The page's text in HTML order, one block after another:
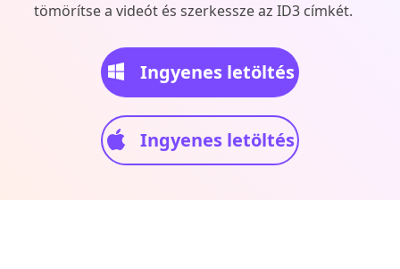
tömörítse a videót és szerkessze az ID3 címkét.
Ingyenes letöltés
Ingyenes letöltés